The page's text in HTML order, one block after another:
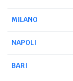
MILANO
NAPOLI
BARI